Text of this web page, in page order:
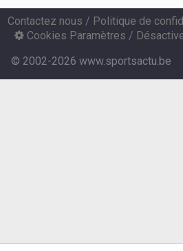
Contactez nous / Politique de
Cookies Paramètres /
© 2002-2026 www.sportsactu.be